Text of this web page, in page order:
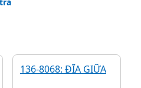
136-8068: ĐĨA GIỮA